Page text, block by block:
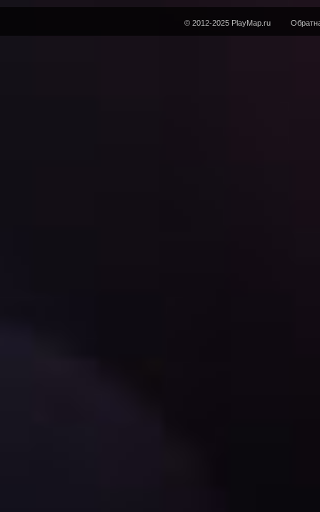
© 2012-2025 PlayMap.ru